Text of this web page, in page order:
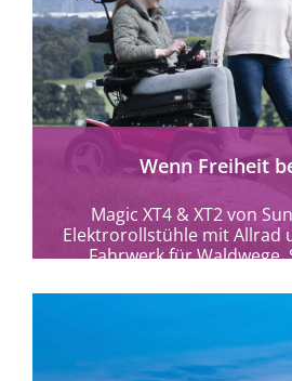
mehr
Wenn Freiheit
Magic XT4 & XT2 von
Elektrorollstühle mit Allrad
Fahrwerk für